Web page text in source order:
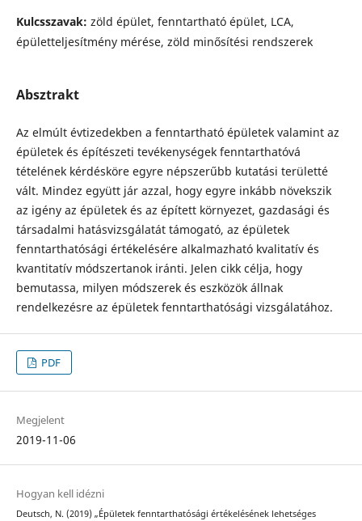
Kulcsszavak: zöld épület, fenntartható épület, LCA,
épületteljesítmény mérése, zöld minősítési rendszerek
Absztrakt
Az elmúlt évtizedekben a fenntartható épületek valamint az
épületek és építé­szeti tevékenységek fenntarthatóvá
tételének kérdésköre egyre népszerűbb kutatási területté
vált. Mindez együtt jár azzal, hogy egyre inkább növekszik
az igény az épületek és az épített környezet, gazdasági és
társadalmi hatásvizsgálatát támogató, az épületek
fenntarthatósági értékelésére alkalmazható kvalitatív és
kvantitatív módszertanok iránti. Jelen cikk célja, hogy
bemutassa, milyen módszerek és eszkö­zök állnak
rendelkezésre az épületek fenntarthatósági vizsgálatához.
PDF
Megjelent
2019-11-06
Hogyan kell idézni
Deutsch, N. (2019) „Épületek fenntarthatósági értékelésének lehetséges